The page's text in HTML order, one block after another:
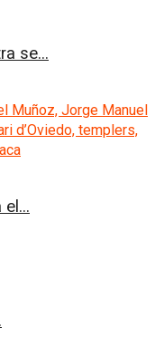
se...